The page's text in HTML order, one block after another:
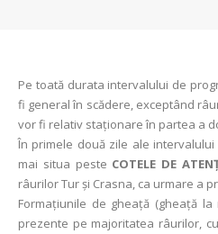
Pe toată durata intervalului de
fi general în scădere, exceptând
vor fi relativ staţionare în partea a
În primele două zile ale
mai situa peste COTELE DE
râurilor Tur şi Crasna, ca urmare a
Formațiunile de gheață (gheață
prezente pe majoritatea râurilor,